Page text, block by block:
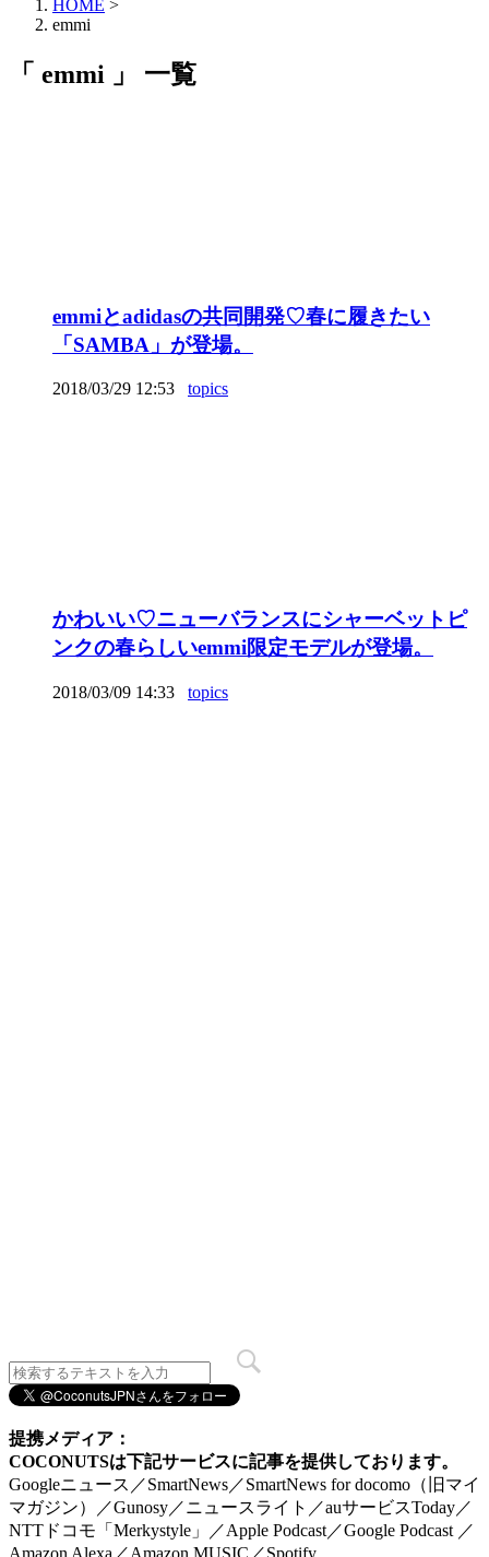
HOME >
emmi
「 emmi 」 一覧
emmiとadidasの共同開発♡春に履きたい
「SAMBA」が登場。
2018/03/29 12:53 topics
かわいい♡ニューバランスにシャーベットピ
ンクの春らしいemmi限定モデルが登場。
2018/03/09 14:33 topics
提携メディア：
COCONUTSは下記サービスに記事を提供しております。
Googleニュース／SmartNews／SmartNews for docomo（旧マイ
マガジン）／Gunosy／ニュースライト／auサービスToday／
NTTドコモ「Merkystyle」／Apple Podcast／Google Podcast ／
Amazon Alexa／Amazon MUSIC／Spotify